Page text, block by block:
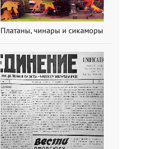
Платаны, чинары и сикаморы